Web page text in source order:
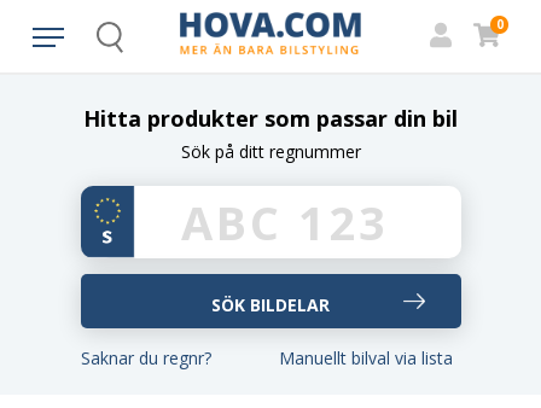
Search
0
Hitta produkter som passar din bil
Sök på ditt regnummer
Saknar du regnr? Manuellt bilval via lista